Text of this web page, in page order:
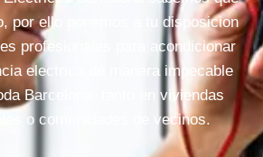
por ello ponemos a tu disposicion
profesionales para acondicionar
electrica de manera impecable
Barcelona, tanto en viviendas
o comunidades de vecinos.